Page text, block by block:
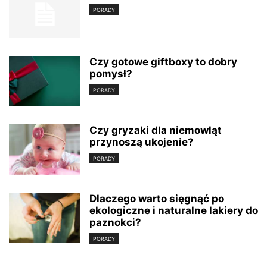
PORADY
Czy gotowe giftboxy to dobry
pomysł?
PORADY
Czy gryzaki dla niemowląt
przynoszą ukojenie?
PORADY
Dlaczego warto sięgnąć po
ekologiczne i naturalne lakiery do
paznokci?
PORADY